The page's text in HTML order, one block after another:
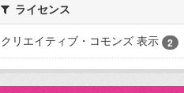
ライセンス
クリエイティブ・コモンズ 表示
2